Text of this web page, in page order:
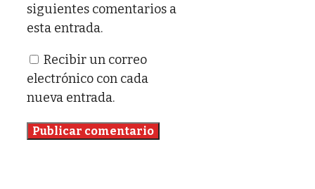
siguientes comentarios a
esta entrada.
Recibir un correo
electrónico con cada
nueva entrada.